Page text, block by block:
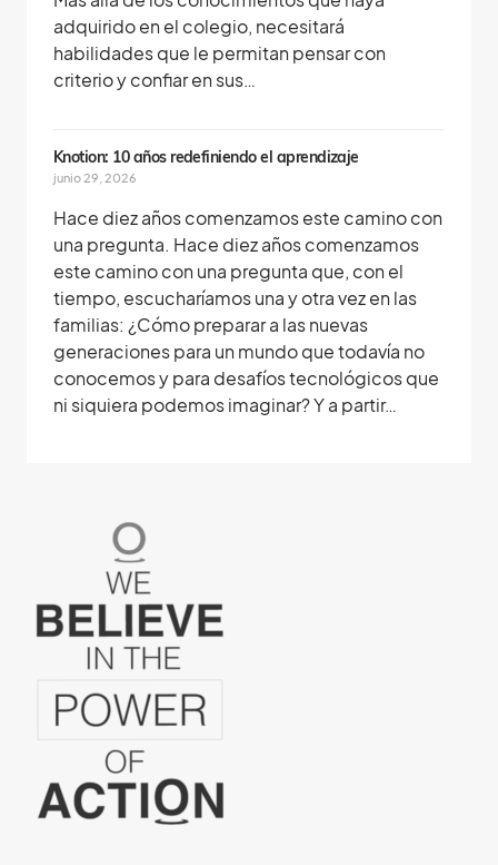
adquirido en el colegio, necesitará
habilidades que le permitan pensar con
criterio y confiar en sus…
Knotion: 10 años redefiniendo el aprendizaje
junio 29, 2026
Hace diez años comenzamos este camino con
una pregunta. Hace diez años comenzamos
este camino con una pregunta que, con el
tiempo, escucharíamos una y otra vez en las
familias: ¿Cómo preparar a las nuevas
generaciones para un mundo que todavía no
conocemos y para desafíos tecnológicos que
ni siquiera podemos imaginar? Y a partir…